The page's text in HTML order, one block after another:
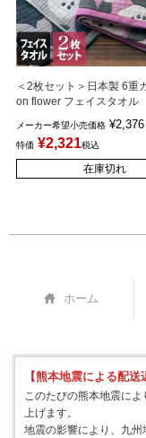
＜2枚セット＞日本製 6重
on flower フェイスタオル
メーカー希望小売価格 ¥2,376
特価 ¥2,321税込
在庫切れ
ホーム
【熊本地震による配送
このたびの熊本地震に
上げます。
地震の影響により、九